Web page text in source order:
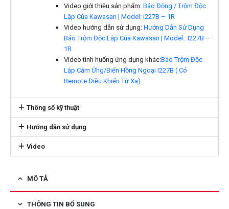
Video giới thiệu sản phẩm:Báo Động / Trộm Độc
Lập Của Kawasan | Model: i227B – 1R
Video hướng dẫn sử dụng:Hướng Dẫn Sử Dụng
Báo Trộm Độc Lập Của Kawasan | Model : I227B –
1R
Video tình huống ứng dụng khác:Báo Trộm Độc
Lập Cảm Ứng/Biến Hồng Ngoại I227B ( Có
Remote Điều Khiển Từ Xa)
Thông số kỹ thuật
Hướng dẫn sử dụng
Video
MÔ TẢ
THÔNG TIN BỔ SUNG